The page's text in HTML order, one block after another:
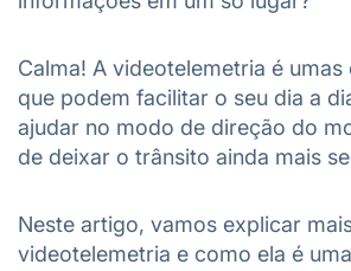
Calma! A videotelemetria é
que podem facilitar o seu dia a
ajudar no modo de direção do
de deixar o trânsito ainda mais
Neste artigo, vamos explicar
videotelemetria e como ela é